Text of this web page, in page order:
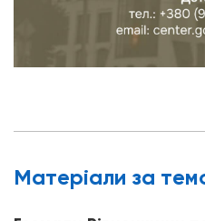
Матерiали за